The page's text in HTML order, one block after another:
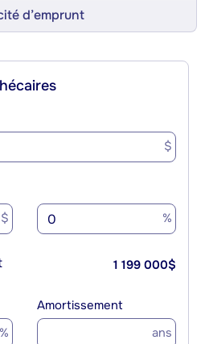
d’emprunt
$
$ %
1 199 000$
%
Amortissement
ans